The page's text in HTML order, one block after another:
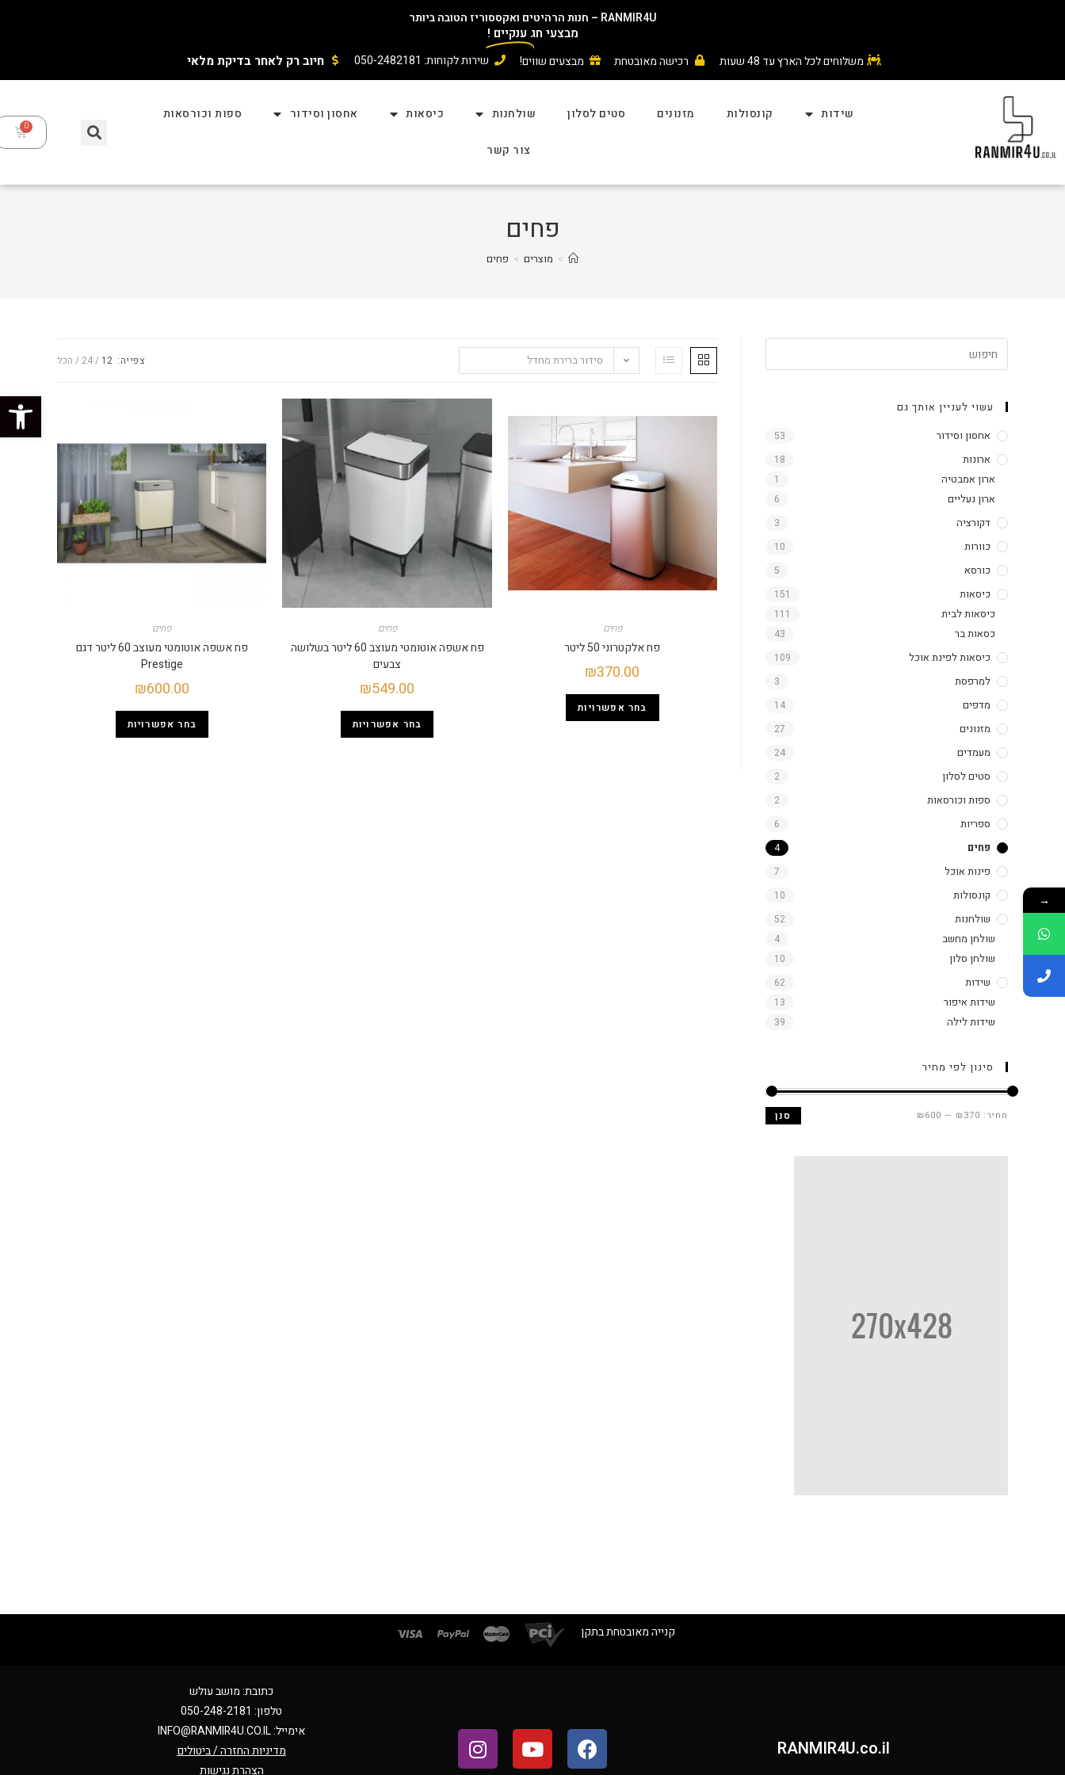
פתח סרגל נגישות
RANMIR4U – חנות הרהיטים ואקססוריז הטובה ביותר
מבצעי חג ענקיים !
משלוחים לכל הארץ עד 48 שעות רכישה מאובטחת מבצעים שווים! שירות לקוחות: 050-2482181 חיוב רק לאחר בדיקת מלאי ​
שידות קונסולות מזנונים סטים לסלון שולחנות כיסאות אחסון וסידור ספות וכורסאות
צור קשר
פחים
> מוצרים > פחים
סידור ברירת מחדל צפייה: 12
24 הכל
פחים
פח אלקטרוני 50 ליטר
₪370.00
בחר אפשרויות
פחים
פח אשפה אוטומטי מעוצב 60 ליטר בשלושה
צבעים
₪549.00
בחר אפשרויות
פחים
פח אשפה אוטומטי מעוצב 60 ליטר דגם
Prestige
₪600.00
בחר אפשרויות
עשוי לעניין אותך גם
אחסון וסידור
53
ארונות 18
ארון אמבטיה 1
ארון נעליים 6
דקורציה 3
כוורות 10
כורסא 5
כיסאות 151
כיסאות לבית 111
כסאות בר 43
כיסאות לפינת אוכל 109
למרפסת 3
מדפים 14
מזנונים 27
מעמדים 24
סטים לסלון 2
ספות וכורסאות 2
ספריות 6
פחים 4
פינות אוכל 7
קונסולות 10
שולחנות 52
שולחן מחשב 4
שולחן סלון 10
שידות 62
שידות איפור 13
שידות לילה 39
סינון לפי מחיר
סנן מחיר: ₪370
—
₪600
קנייה מאובטחת בתקן
RANMIR4U.co.il
כתובת: מושב עולש
טלפון: 050-248-2181
אימייל:INFO@RANMIR4U.CO.IL
מדיניות החזרה / ביטולים
הצהרת נגישות
→